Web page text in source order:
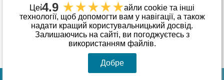
Цей сайт використовує файли cookie та інші
технології, щоб допомогти вам у навігації, а також
надати кращий користувальницький досвід.
Залишаючись на сайті, ви погоджуєтесь з
використанням файлів.
Добре
4.9
Приймаємо до оплати